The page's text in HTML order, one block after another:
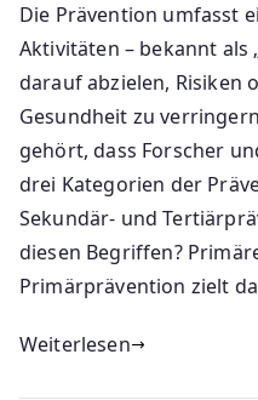
Die Prävention umfasst
Aktivitäten – bekannt als
darauf abzielen, Risiken
Gesundheit zu
gehört, dass Forscher
drei Kategorien der
Sekundär- und
diesen Begriffen?
Primärprävention zielt
Weiterlesen